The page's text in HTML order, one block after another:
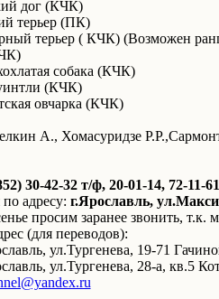
дог (КЧК)
терьер (ПК)
терьер ( КЧК) (Возможен
собака (КЧК)
(КЧК)
овчарка (КЧК)
А., Хомасуридзе
30-42-32 т/ф, 20-01-14, 72-11-
адресу: г.Ярославль,
просим заранее звонить, т.к.
(для переводов):
ул.Тургенева, 19-71
ул.Тургенева, 28-а, кв.5